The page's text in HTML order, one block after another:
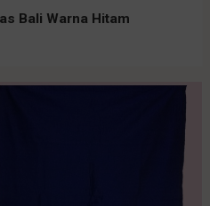
Bali Warna Hitam